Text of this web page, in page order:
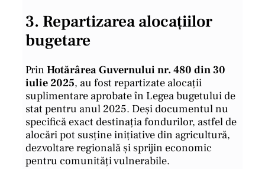
3. Repartizarea alocațiilor
bugetare
Prin Hotărârea Guvernului nr. 480 din 30
iulie 2025, au fost repartizate alocații
suplimentare aprobate în Legea bugetului de
stat pentru anul 2025. Deși documentul nu
specifică exact destinația fondurilor, astfel de
alocări pot susține inițiative din agricultură,
dezvoltare regională și sprijin economic
pentru comunități vulnerabile.